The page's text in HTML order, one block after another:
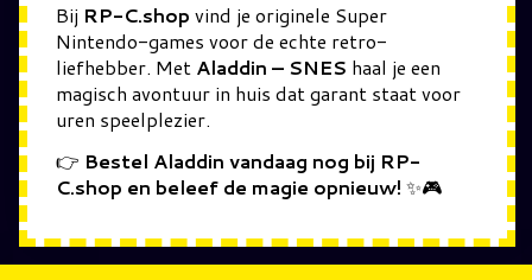
Bij RP-C.shop vind je originele Super
Nintendo-games voor de echte retro-
liefhebber. Met Aladdin – SNES haal je een
magisch avontuur in huis dat garant staat voor
uren speelplezier.
👉 Bestel Aladdin vandaag nog bij RP-
C.shop en beleef de magie opnieuw! ✨🎮